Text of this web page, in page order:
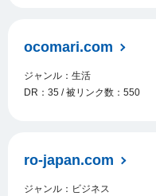
ocomari.com
ジャンル：生活
DR：35 / 被リンク数：550
ro-japan.com
ジャンル：ビジネス